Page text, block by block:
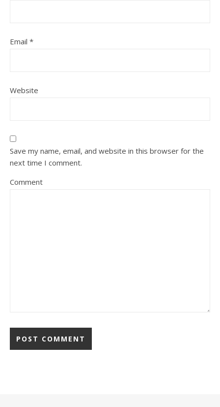
Email *
Website
Save my name, email, and website in this browser for the
next time I comment.
Comment